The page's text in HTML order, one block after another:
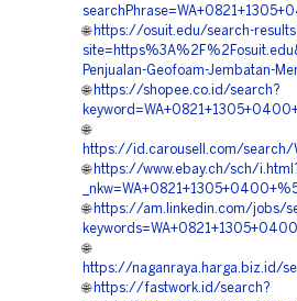
🌐 https://osuit.edu/search-
Penjualan-Geofoam-Jembatan-
🌐 https://shopee.co.id/search?
🌐
https://id.carousell.com/
🌐 https://www.ebay.ch/sch/
🌐 https://am.linkedin.com/jobs/
🌐
https://naganraya.harga.biz.id/
🌐 https://fastwork.id/search?